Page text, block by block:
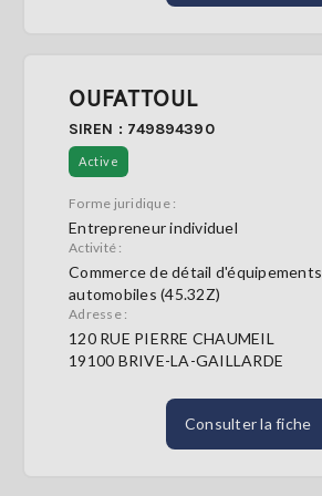
OUFATTOUL
SIREN : 749894390
Active
Forme juridique :
Entrepreneur individuel
Activité :
Commerce de détail d'équipements
automobiles (45.32Z)
Adresse :
120 RUE PIERRE CHAUMEIL
19100 BRIVE-LA-GAILLARDE
Consulter la fiche